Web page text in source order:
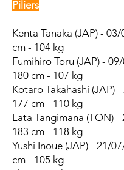
Piliers
Kenta Tanaka (JAP) -
cm - 104 kg
Fumihiro Toru (JAP) -
180 cm - 107 kg
Kotaro Takahashi (JAP)
177 cm - 110 kg
Lata Tangimana (TON) -
183 cm - 118 kg
Yushi Inoue (JAP) - 21/
cm - 105 kg